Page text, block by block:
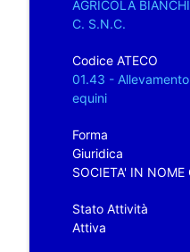
AGRICOLA
C. S.N.C.
Codice ATECO
01.43 -
equini
Forma
Giuridica
SOCIETA' IN NOME
Stato Attività
Attiva